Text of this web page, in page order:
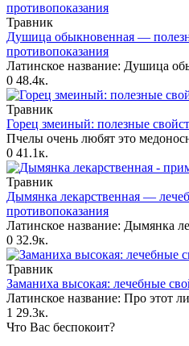
Травник
Душица обыкновенная —
противопоказания
Латинское название: Душица
0 48.4к.
Травник
Горец змеиный: полезные
Пчелы очень любят это
0 41.1к.
Травник
Дымянка лекарственная —
противопоказания
Латинское название: Дымянка
0 32.9к.
Травник
Заманиха высокая: лечебные
Латинское название: Про этот
1 29.3к.
Что Вас беспокоит?